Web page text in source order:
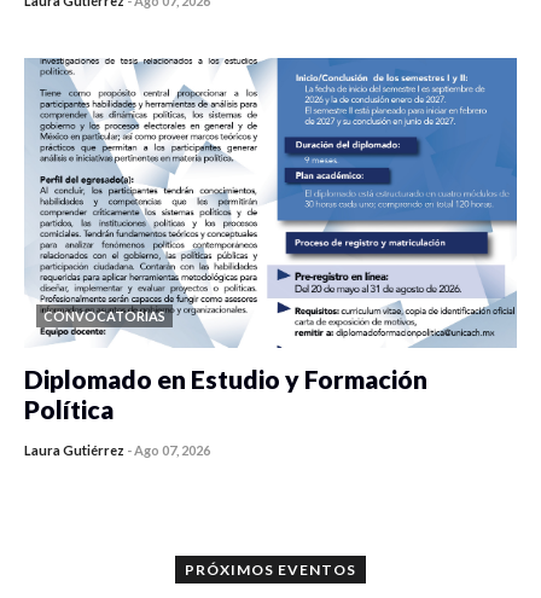
CONVOCATORIAS
Diplomado en Estudio y Formación
Política
Laura Gutiérrez -Ago 07, 2026
PRÓXIMOS EVENTOS